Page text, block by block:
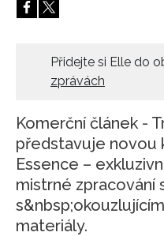
Přidejte si Elle do
zprávách
Komerční článek -
představuje novou
Essence –
mistrné zpracování
materiály.